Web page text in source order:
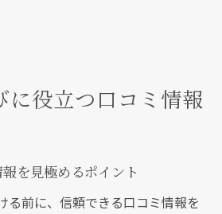
限に活かしたデザイン選びの
した効率的なデザイン発見法
分に最適なまつエクを見つけ
ンに近づくための口コミ活用
に役立つ口コミ情報
を見極めるポイント
る前に、信頼できる口コミ情報を